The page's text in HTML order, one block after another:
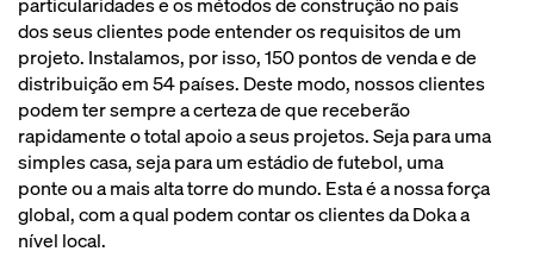
particularidades e os métodos de construção no país
dos seus clientes pode entender os requisitos de um
projeto. Instalamos, por isso, 150 pontos de venda e de
distribuição em 54 países. Deste modo, nossos clientes
podem ter sempre a certeza de que receberão
rapidamente o total apoio a seus projetos. Seja para uma
simples casa, seja para um estádio de futebol, uma
ponte ou a mais alta torre do mundo. Esta é a nossa força
global, com a qual podem contar os clientes da Doka a
nível local.